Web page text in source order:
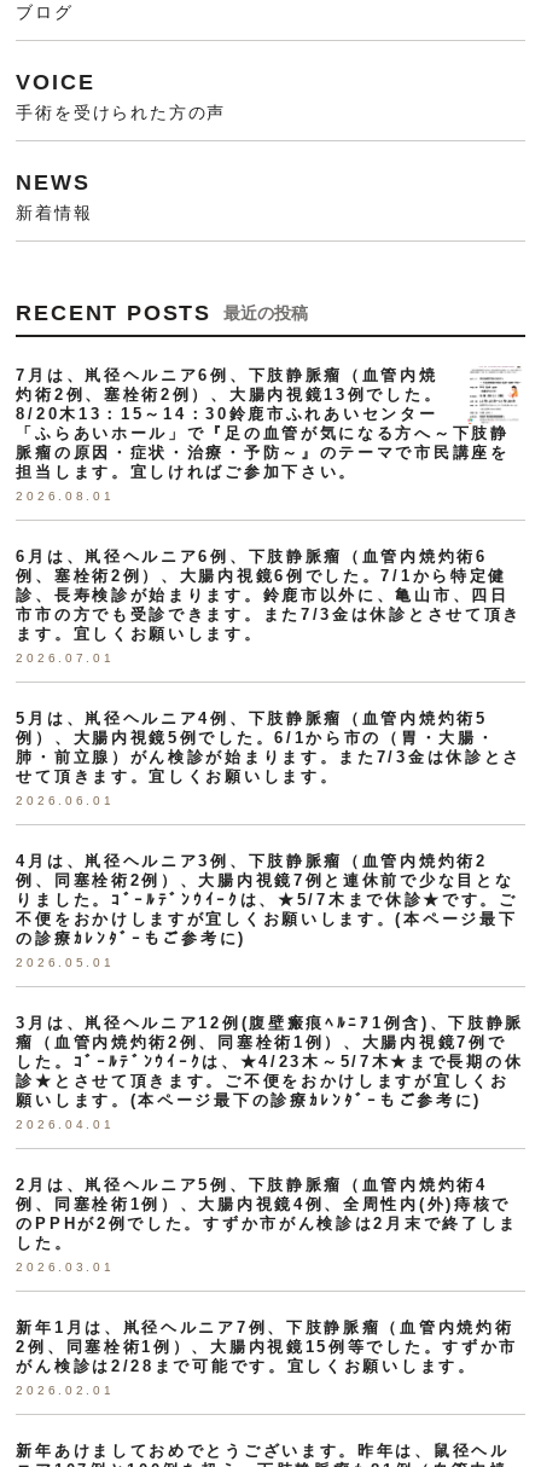
ブログ
VOICE
手術を受けられた方の声
NEWS
新着情報
RECENT POSTS 最近の投稿
7月は、鼡径ヘルニア6例、下肢静脈瘤（血管内焼
灼術2例、塞栓術2例）、大腸内視鏡13例でした。
8/20木13：15～14：30鈴鹿市ふれあいセンター
「ふらあいホール」で『足の血管が気になる方へ～下肢静
脈瘤の原因・症状・治療・予防～』のテーマで市民講座を
担当します。宜しければご参加下さい。
2026.08.01
6月は、鼡径ヘルニア6例、下肢静脈瘤（血管内焼灼術6
例、塞栓術2例）、大腸内視鏡6例でした。7/1から特定健
診、長寿検診が始まります。鈴鹿市以外に、亀山市、四日
市市の方でも受診できます。また7/3金は休診とさせて頂き
ます。宜しくお願いします。
2026.07.01
5月は、鼡径ヘルニア4例、下肢静脈瘤（血管内焼灼術5
例）、大腸内視鏡5例でした。6/1から市の（胃・大腸・
肺・前立腺）がん検診が始まります。また7/3金は休診とさ
せて頂きます。宜しくお願いします。
2026.06.01
4月は、鼡径ヘルニア3例、下肢静脈瘤（血管内焼灼術2
例、同塞栓術2例）、大腸内視鏡7例と連休前で少な目とな
りました。ｺﾞｰﾙﾃﾞﾝｳｲｰｸは、★5/7木まで休診★です。ご
不便をおかけしますが宜しくお願いします。(本ページ最下
の診療ｶﾚﾝﾀﾞｰもご参考に)
2026.05.01
3月は、鼡径ヘルニア12例(腹壁瘢痕ﾍﾙﾆｱ1例含)、下肢静脈
瘤（血管内焼灼術2例、同塞栓術1例）、大腸内視鏡7例で
した。ｺﾞｰﾙﾃﾞﾝｳｲｰｸは、★4/23木～5/7木★まで長期の休
診★とさせて頂きます。ご不便をおかけしますが宜しくお
願いします。(本ページ最下の診療ｶﾚﾝﾀﾞｰもご参考に)
2026.04.01
2月は、鼡径ヘルニア5例、下肢静脈瘤（血管内焼灼術4
例、同塞栓術1例）、大腸内視鏡4例、全周性内(外)痔核で
のPPHが2例でした。すずか市がん検診は2月末で終了しま
した。
2026.03.01
新年1月は、鼡径ヘルニア7例、下肢静脈瘤（血管内焼灼術
2例、同塞栓術1例）、大腸内視鏡15例等でした。すずか市
がん検診は2/28まで可能です。宜しくお願いします。
2026.02.01
新年あけましておめでとうございます。昨年は、鼠径ヘル